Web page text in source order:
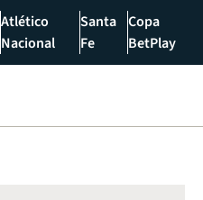
Atlético
Nacional
Santa
Fe
Copa
BetPlay